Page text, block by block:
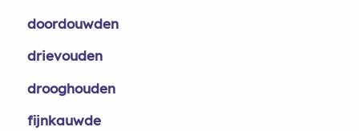
doordouwden
drievouden
drooghouden
fijnkauwde